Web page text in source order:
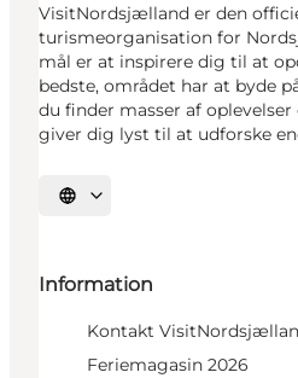
VisitNordsjælland er den
turismeorganisation for
mål er at inspirere dig til at
bedste, området har at byde
du finder masser af oplevelser
giver dig lyst til at udforske
Vælg sprog
Information
Kontakt
Feriemagasin 2026